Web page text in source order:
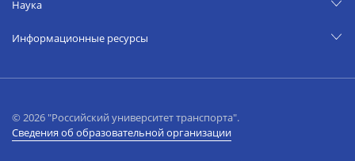
Наука
Информационные ресурсы
© 2026 "Российский университет транспорта".
Сведения об образовательной организации